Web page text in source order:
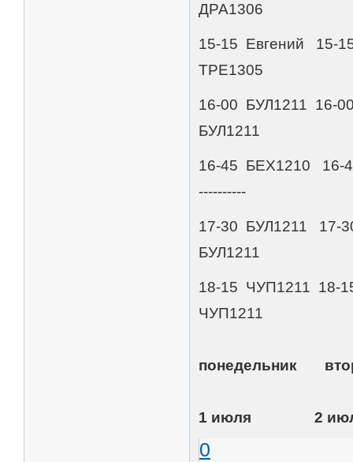
ДРА1306
15-15 Евгений
ТРЕ1305
16-00 БУЛ1211 16-
БУЛ1211
16-45 БЕХ1210
----------
17-30 БУЛ1211 17-
БУЛ1211
18-15 ЧУП1211 18-
ЧУП1211
1 июля 2
0